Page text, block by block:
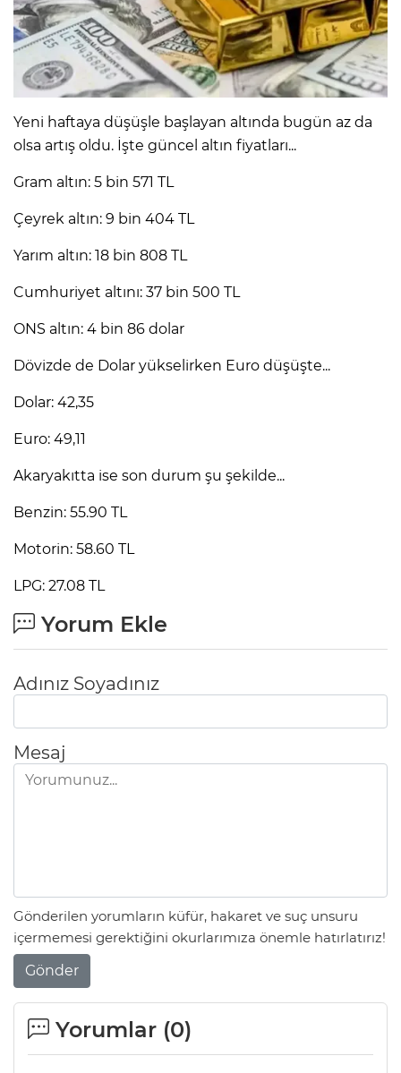
Yeni haftaya düşüşle başlayan altında bugün az da
olsa artış oldu. İşte güncel altın fiyatları...
Gram altın: 5 bin 571 TL
Çeyrek altın: 9 bin 404 TL
Yarım altın: 18 bin 808 TL
Cumhuriyet altını: 37 bin 500 TL
ONS altın: 4 bin 86 dolar
Dövizde de Dolar yükselirken Euro düşüşte...
Dolar: 42,35
Euro: 49,11
Akaryakıtta ise son durum şu şekilde...
Benzin: 55.90 TL
Motorin: 58.60 TL
LPG: 27.08 TL
Yorum Ekle
Adınız Soyadınız
Mesaj
Gönderilen yorumların küfür, hakaret ve suç unsuru
içermemesi gerektiğini okurlarımıza önemle hatırlatırız!
Gönder
Yorumlar (0)